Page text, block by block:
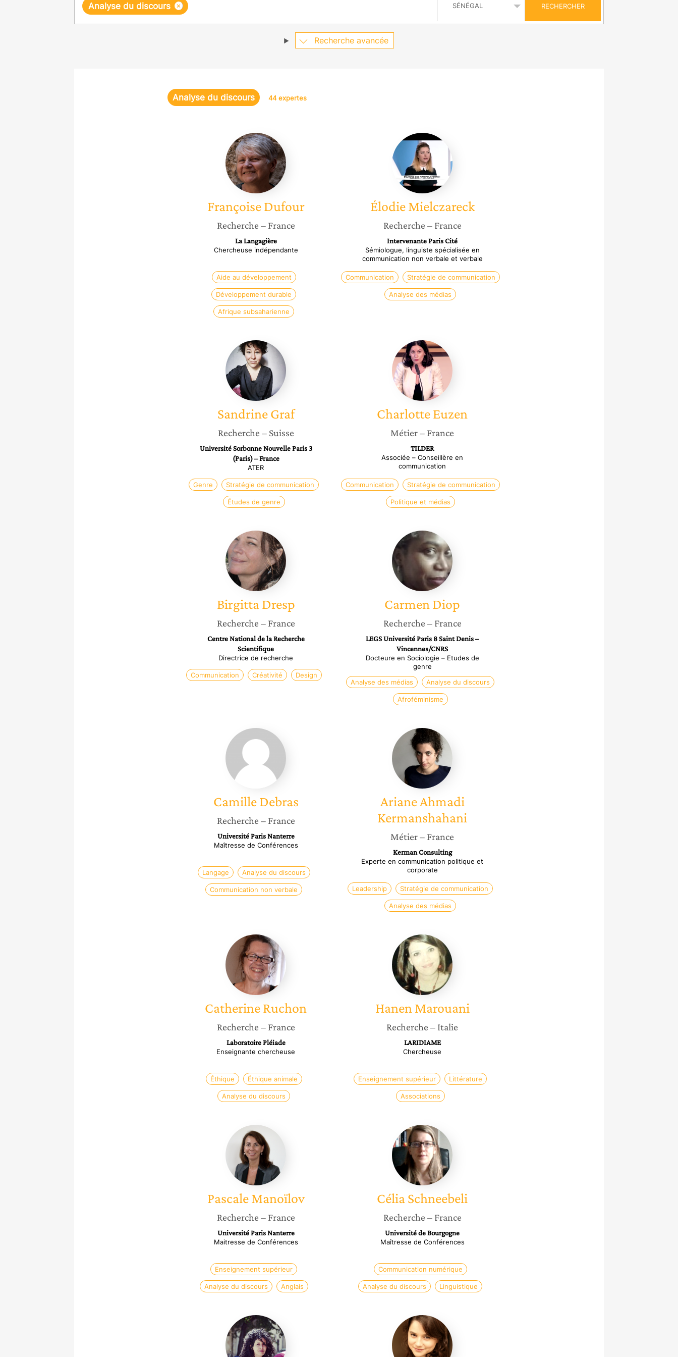
×
Analyse du discours RECHERCHER
Recherche avancée
Analyse du discours 44 expertes
Françoise
Dufour
Françoise Dufour
Recherche – France
La Langagière
Chercheuse indépendante
Aide au développement
Développement durable
Afrique subsaharienne
Élodie
Mielczareck
Élodie Mielczareck
Recherche – France
Intervenante Paris Cité
Sémiologue, linguiste spécialisée en
communication non verbale et verbale
Communication Stratégie de communication
Analyse des médias
Sandrine
Graf
Sandrine Graf
Recherche – Suisse
Université Sorbonne Nouvelle Paris 3
(Paris) – France
ATER
Genre Stratégie de communication
Études de genre
Charlotte
Euzen
CharlotteEuzen
Métier– France
TILDER
Associée – Conseillère en
communication
Communication Stratégie de communication
Politique et médias
Birgitta
Dresp
Birgitta Dresp
Recherche – France
Centre National de la Recherche
Scientifique
Directrice de recherche
Communication Créativité Design
Carmen
Diop
Carmen Diop
Recherche – France
LEGS Université Paris 8 Saint Denis –
Vincennes/CNRS
Docteure en Sociologie – Etudes de
genre
Analyse des médias
Analyse du discours
Afroféminisme
Camille
Debras
Camille Debras
Recherche – France
Université Paris Nanterre
Maîtresse de Conférences
Langage Analyse du discours
Communication non verbale
Ariane
Ahmadi
Kermanshahani
ArianeAhmadi
Kermanshahani
Métier– France
Kerman Consulting
Experte en communication politique et
corporate
Leadership Stratégie de communication
Analyse des médias
Catherine
Ruchon
CatherineRuchon
Recherche – France
Laboratoire Pléiade
Enseignante chercheuse
Éthique Éthique animale
Analyse du discours
Hanen
Marouani
Hanen Marouani
Recherche – Italie
LARIDIAME
Chercheuse
Enseignement supérieur Littérature
Associations
Pascale
Manoïlov
Pascale Manoïlov
Recherche – France
Université Paris Nanterre
Maitresse de Conférences
Enseignement supérieur
Analyse du discours Anglais
Célia
Schneebeli
CéliaSchneebeli
Recherche – France
Université de Bourgogne
Maîtresse de Conférences
Communication numérique
Analyse du discours Linguistique
Yosra
Ghliss
Clara-
Doïna
Schmelck